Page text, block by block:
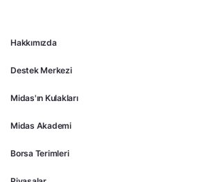
Hakkımızda
Destek Merkezi
Midas'ın Kulakları
Midas Akademi
Borsa Terimleri